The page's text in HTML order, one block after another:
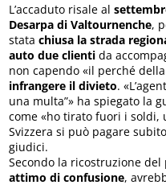
L’accaduto risale al
Desarpa di Valtournenche,
statachiusa la strada
auto due clienti da
non capendo «il perché
infrangere il divieto.
una multa”» ha spiegato la
come «ho tirato fuori i soldi,
Svizzera si può pagare
giudici.
Secondo la ricostruzione
attimo di confusione,